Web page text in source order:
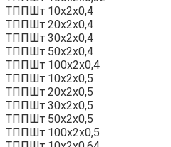
ТППШт 10x2x0,4
ТППШт 20x2x0,4
ТППШт 30x2x0,4
ТППШт 50x2x0,4
ТППШт 100x2x0,4
ТППШт 10x2x0,5
ТППШт 20x2x0,5
ТППШт 30x2x0,5
ТППШт 50x2x0,5
ТППШт 100x2x0,5